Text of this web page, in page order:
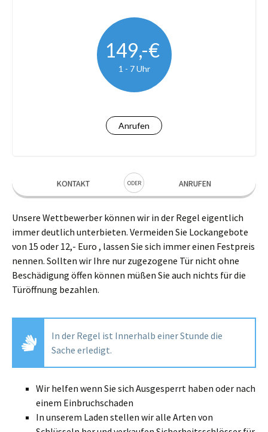
149,-€
1 - 7 Uhr
Anrufen
KONTAKT ODER ANRUFEN
Unsere Wettbewerber können wir in der Regel eigentlich
immer deutlich unterbieten. Vermeiden Sie Lockangebote
von 15 oder 12,- Euro , lassen Sie sich immer einen Festpreis
nennen. Sollten wir Ihre nur zugezogene Tür nicht ohne
Beschädigung öffen können müßen Sie auch nichts für die
Türöffnung bezahlen.
In der Regel ist Innerhalb einer Stunde die
Sache erledigt.
Wir helfen wenn Sie sich Ausgesperrt haben oder nach
einem Einbruchschaden
In unserem Laden stellen wir alle Arten von